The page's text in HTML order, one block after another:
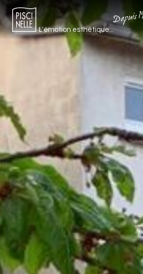
L'émotion esthétique...
Depuis